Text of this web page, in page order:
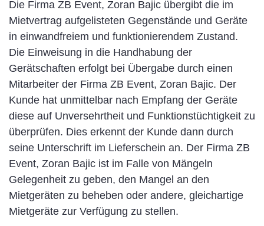
Die Firma ZB Event, Zoran Bajic übergibt die im
Mietvertrag aufgelisteten Gegenstände und Geräte
in einwandfreiem und funktionierendem Zustand.
Die Einweisung in die Handhabung der
Gerätschaften erfolgt bei Übergabe durch einen
Mitarbeiter der Firma ZB Event, Zoran Bajic. Der
Kunde hat unmittelbar nach Empfang der Geräte
diese auf Unversehrtheit und Funktionstüchtigkeit zu
überprüfen. Dies erkennt der Kunde dann durch
seine Unterschrift im Lieferschein an. Der Firma ZB
Event, Zoran Bajic ist im Falle von Mängeln
Gelegenheit zu geben, den Mangel an den
Mietgeräten zu beheben oder andere, gleichartige
Mietgeräte zur Verfügung zu stellen.